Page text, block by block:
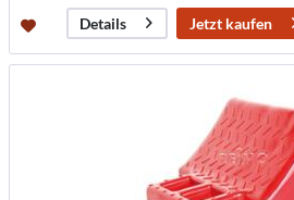
Details Jetzt kaufen